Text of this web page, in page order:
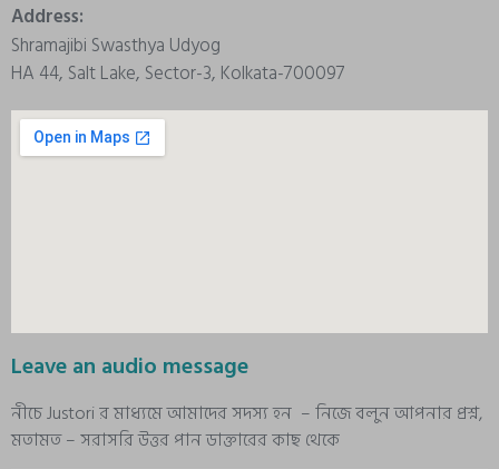
Address:
Shramajibi Swasthya Udyog
HA 44, Salt Lake, Sector-3, Kolkata-700097
Leave an audio message
নীচে Justori র মাধ্যমে আমাদের সদস্য হন – নিজে বলুন আপনার প্রশ্ন,
মতামত – সরাসরি উত্তর পান ডাক্তারের কাছ থেকে